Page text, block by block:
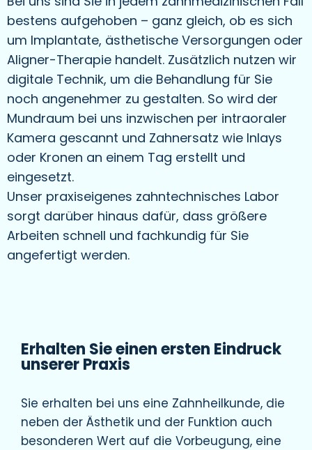
bestens aufgehoben – ganz gleich, ob es sich
um Implantate, ästhetische Versorgungen oder
Aligner-Therapie handelt. Zusätzlich nutzen wir
digitale Technik, um die Behandlung für Sie
noch angenehmer zu gestalten. So wird der
Mundraum bei uns inzwischen per intraoraler
Kamera gescannt und Zahnersatz wie Inlays
oder Kronen an einem Tag erstellt und
eingesetzt.
Unser praxiseigenes zahntechnisches Labor
sorgt darüber hinaus dafür, dass größere
Arbeiten schnell und fachkundig für Sie
angefertigt werden.
Erhalten Sie einen ersten Eindruck
unserer Praxis
Sie erhalten bei uns eine Zahnheilkunde, die
neben der Ästhetik und der Funktion auch
besonderen Wert auf die Vorbeugung, eine